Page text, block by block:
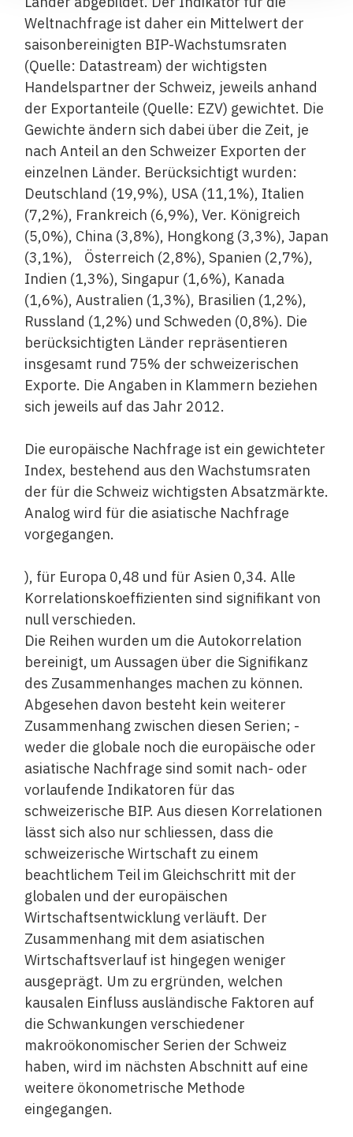
Weltnachfrage ist daher ein Mittelwert der
saisonbereinigten BIP-Wachstumsraten
(Quelle: Data­stream) der wichtigsten
Handelspartner der Schweiz, jeweils anhand
der Exportanteile (Quelle: EZV) gewichtet. Die
Gewichte ändern sich dabei über die Zeit, je
nach Anteil an den Schweizer Exporten der
einzelnen Länder. Berücksichtigt wurden:
Deutschland (19,9%), USA (11,1%), Italien
(7,2%), Frankreich (6,9%), Ver. Königreich
(5,0%), China (3,8%), Hongkong (3,3%), Japan
(3,1%), Österreich (2,8%), Spanien (2,7%),
Indien (1,3%), Singapur (1,6%), Kanada
(1,6%), Australien (1,3%), Brasilien (1,2%),
Russland (1,2%) und Schweden (0,8%). Die
berücksichtigten Länder repräsentieren
insgesamt rund 75% der schweizerischen
Exporte. Die Angaben in Klammern beziehen
sich jeweils auf das Jahr 2012.
Die europäische Nachfrage ist ein gewichteter
Index, bestehend aus den Wachstums­raten
der für die Schweiz wichtigsten Absatzmärkte.
Analog wird für die asiatische Nachfrage
vorgegangen.
), für Europa 0,48 und für Asien 0,34. Alle
Korrelationskoeffizienten sind signifikant von
null verschieden.
Die Reihen wurden um die Autokorrelation
bereinigt, um Aussagen über die Signifikanz
des Zusammenhanges machen zu können.
Abgesehen davon besteht kein weiterer
Zusammenhang zwischen diesen Serien; ­
weder die globale noch die europäische oder
asiatische Nachfrage sind somit nach- oder
vorlaufende Indikatoren für das
schweizerische BIP. Aus diesen Korrelationen
lässt sich also nur schliessen, dass die
schweizerische Wirtschaft zu einem
beachtlichem Teil im Gleichschritt mit der
globalen und der europäischen
Wirtschaftsentwicklung verläuft. Der
Zusammenhang mit dem asiatischen
Wirtschaftsverlauf ist hingegen weniger
ausgeprägt. Um zu ergründen, welchen
kausalen Einfluss ausländische Faktoren auf
die Schwankungen verschiedener
makroökonomischer Serien der Schweiz
haben, wird im nächsten Abschnitt auf eine
weitere ökonometrische Methode
eingegangen.